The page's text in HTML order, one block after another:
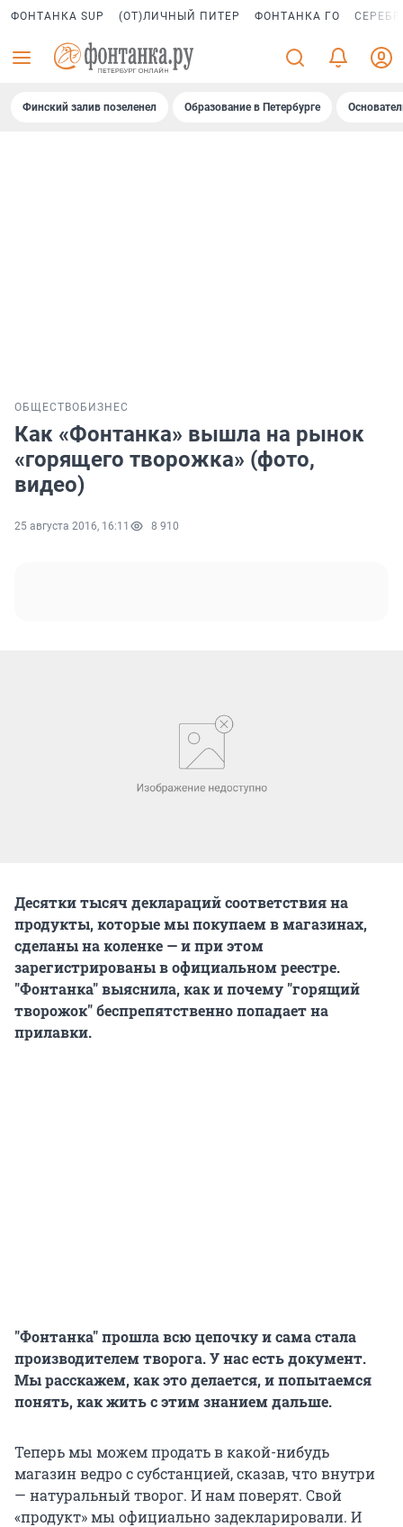
ФОНТАНКА SUP (ОТ)ЛИЧНЫЙ ПИТЕР ФОНТАНКА ГО
Финский залив позеленел Образование в Петербурге
ОБЩЕСТВО БИЗНЕС
Как «Фонтанка» вышла на рынок
«горящего творожка» (фото,
видео)
25 августа 2016, 16:11 8 910
Десятки тысяч деклараций соответствия на
продукты, которые мы покупаем в магазинах,
сделаны на коленке — и при этом
зарегистрированы в официальном реестре.
"Фонтанка" выяснила, как и почему "горящий
творожок" беспрепятственно попадает на
прилавки.
"Фонтанка" прошла всю цепочку и сама стала
производителем творога. У нас есть документ.
Мы расскажем, как это делается, и попытаемся
понять, как жить с этим знанием дальше.
Теперь мы можем продать в какой-нибудь
магазин ведро с субстанцией, сказав, что внутри
— натуральный творог. И нам поверят. Свой
«продукт» мы официально задекларировали. И